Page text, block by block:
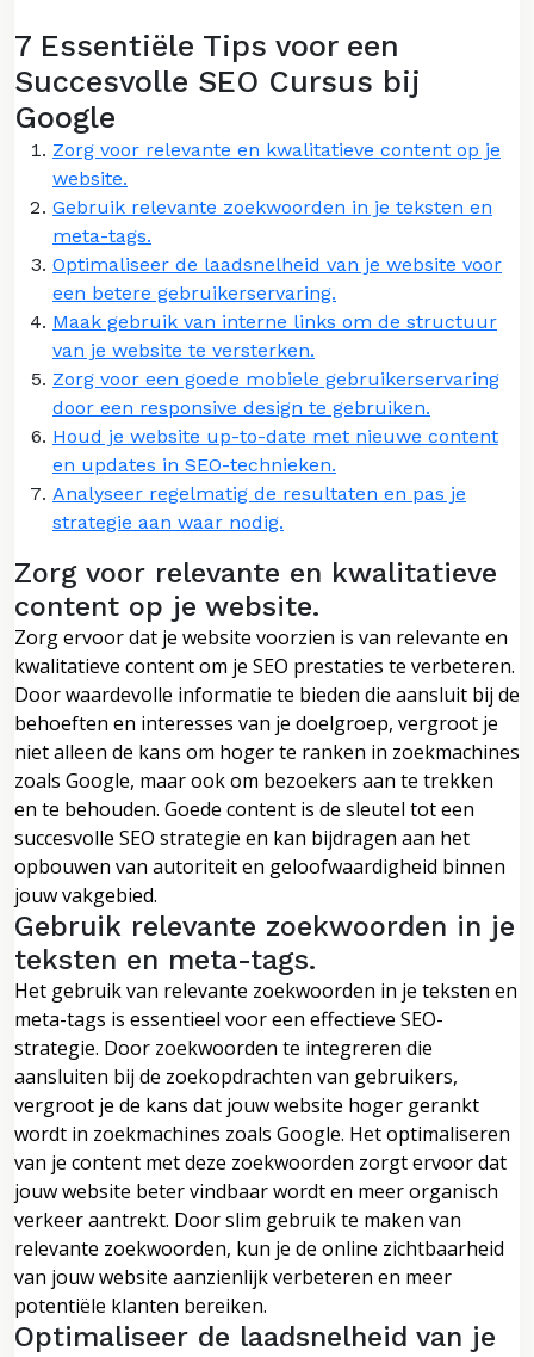
7 Essentiële Tips voor een
Succesvolle SEO Cursus bij
Google
Zorg voor relevante en kwalitatieve content op je
website.
Gebruik relevante zoekwoorden in je teksten en
meta-tags.
Optimaliseer de laadsnelheid van je website voor
een betere gebruikerservaring.
Maak gebruik van interne links om de structuur
van je website te versterken.
Zorg voor een goede mobiele gebruikerservaring
door een responsive design te gebruiken.
Houd je website up-to-date met nieuwe content
en updates in SEO-technieken.
Analyseer regelmatig de resultaten en pas je
strategie aan waar nodig.
Zorg voor relevante en kwalitatieve
content op je website.
Zorg ervoor dat je website voorzien is van relevante en
kwalitatieve content om je SEO prestaties te verbeteren.
Door waardevolle informatie te bieden die aansluit bij de
behoeften en interesses van je doelgroep, vergroot je
niet alleen de kans om hoger te ranken in zoekmachines
zoals Google, maar ook om bezoekers aan te trekken
en te behouden. Goede content is de sleutel tot een
succesvolle SEO strategie en kan bijdragen aan het
opbouwen van autoriteit en geloofwaardigheid binnen
jouw vakgebied.
Gebruik relevante zoekwoorden in je
teksten en meta-tags.
Het gebruik van relevante zoekwoorden in je teksten en
meta-tags is essentieel voor een effectieve SEO-
strategie. Door zoekwoorden te integreren die
aansluiten bij de zoekopdrachten van gebruikers,
vergroot je de kans dat jouw website hoger gerankt
wordt in zoekmachines zoals Google. Het optimaliseren
van je content met deze zoekwoorden zorgt ervoor dat
jouw website beter vindbaar wordt en meer organisch
verkeer aantrekt. Door slim gebruik te maken van
relevante zoekwoorden, kun je de online zichtbaarheid
van jouw website aanzienlijk verbeteren en meer
potentiële klanten bereiken.
Optimaliseer de laadsnelheid van je